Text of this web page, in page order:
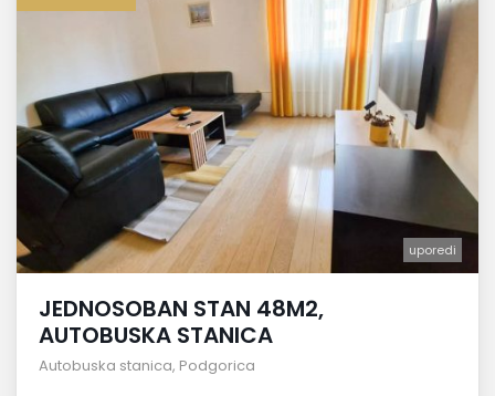
uporedi
JEDNOSOBAN STAN 48M2,
AUTOBUSKA STANICA
Autobuska stanica, Podgorica